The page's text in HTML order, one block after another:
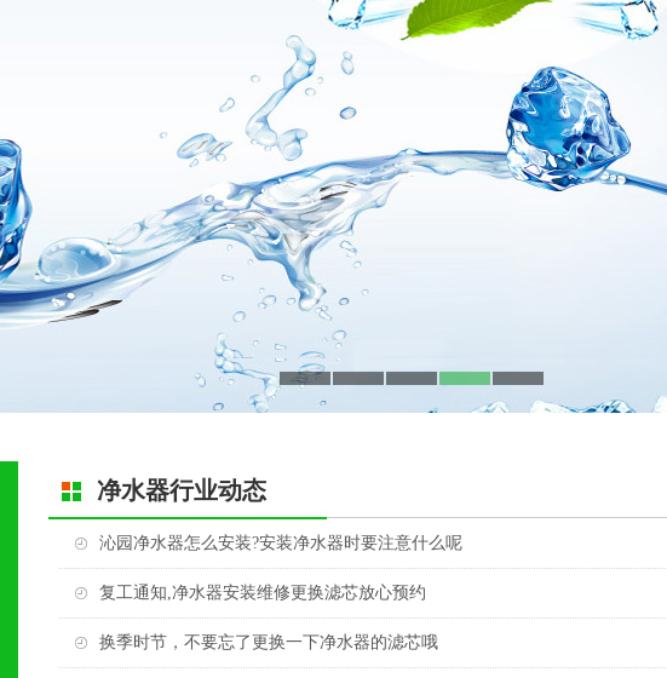
净水器行业动态
沁园净水器怎么安装?安装净水器时要注意什么呢
复工通知,净水器安装维修更换滤芯放心预约
换季时节，不要忘了更换一下净水器的滤芯哦